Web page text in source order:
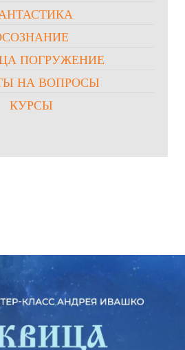
ПОГРУЖЕНИЕ
НА ВОПРОСЫ
КУРСЫ